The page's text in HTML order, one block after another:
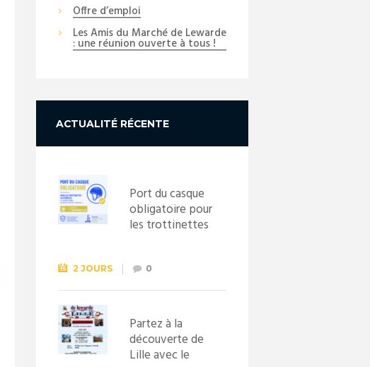
Offre d’emploi
Les Amis du Marché de Lewarde
: une réunion ouverte à tous !
ACTUALITÉ RÉCENTE
Port du casque
obligatoire pour
les trottinettes
septembre
2026
2 JOURS 0
Partez à la
découverte de
Lille avec le